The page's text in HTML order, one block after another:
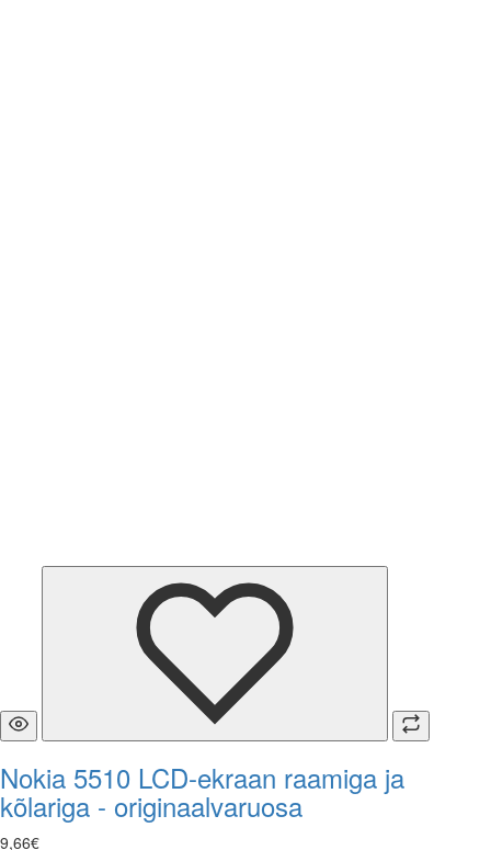
Nokia 5510 LCD-ekraan raamiga ja
kõlariga - originaalvaruosa
9,66€